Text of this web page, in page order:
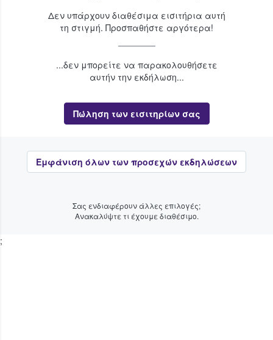
Δεν υπάρχουν διαθέσιμα εισιτήρια αυτή
τη στιγμή. Προσπαθήστε αργότερα!
...δεν μπορείτε να παρακολουθήσετε
αυτήν την εκδήλωση...
Πώληση των εισιτηρίων σας
Εμφάνιση όλων των προσεχών εκδηλώσεων
Σας ενδιαφέρουν άλλες επιλογές;
Ανακαλύψτε τι έχουμε διαθέσιμο.
;